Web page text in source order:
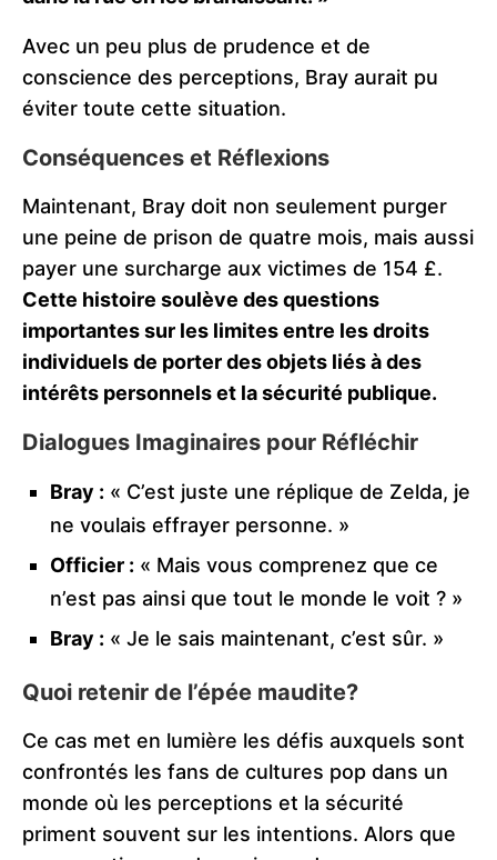
Avec un peu plus de prudence et de
conscience des perceptions, Bray aurait pu
éviter toute cette situation.
Conséquences et Réflexions
Maintenant, Bray doit non seulement purger
une peine de prison de quatre mois, mais aussi
payer une surcharge aux victimes de 154 £.
Cette histoire soulève des questions
importantes sur les limites entre les droits
individuels de porter des objets liés à des
intérêts personnels et la sécurité publique.
Dialogues Imaginaires pour Réfléchir
Bray : « C’est juste une réplique de Zelda, je
ne voulais effrayer personne. »
Officier : « Mais vous comprenez que ce
n’est pas ainsi que tout le monde le voit ? »
Bray : « Je le sais maintenant, c’est sûr. »
Quoi retenir de l’épée maudite?
Ce cas met en lumière les défis auxquels sont
confrontés les fans de cultures pop dans un
monde où les perceptions et la sécurité
priment souvent sur les intentions. Alors que